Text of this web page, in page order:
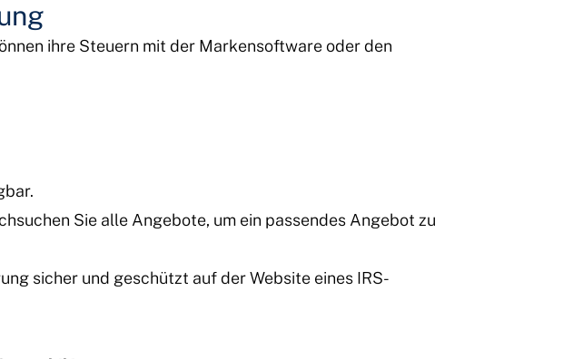
ihre Steuern mit der Markensoftware oder den
Sie alle Angebote, um ein passendes Angebot zu
sicher und geschützt auf der Website eines IRS-